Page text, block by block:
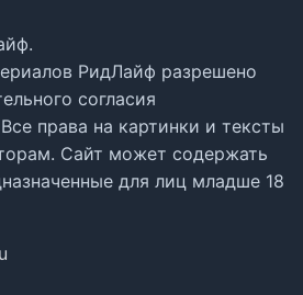
РидЛайф разрешено
согласия
права на картинки и тексты
Сайт может содержать
для лиц младше 18